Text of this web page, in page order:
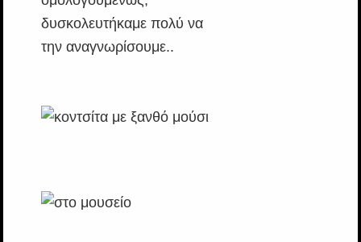
δυσκολευτήκαμε πολύ να
την αναγνωρίσουμε..